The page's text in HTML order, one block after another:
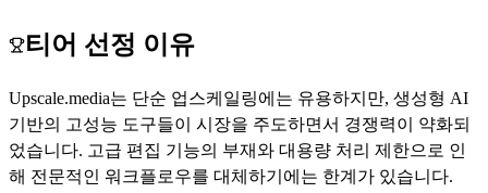
티어 선정 이유
Upscale.media는 단순 업스케일링에는 유용하지만, 생성형 AI
기반의 고성능 도구들이 시장을 주도하면서 경쟁력이 약화되
었습니다. 고급 편집 기능의 부재와 대용량 처리 제한으로 인
해 전문적인 워크플로우를 대체하기에는 한계가 있습니다.